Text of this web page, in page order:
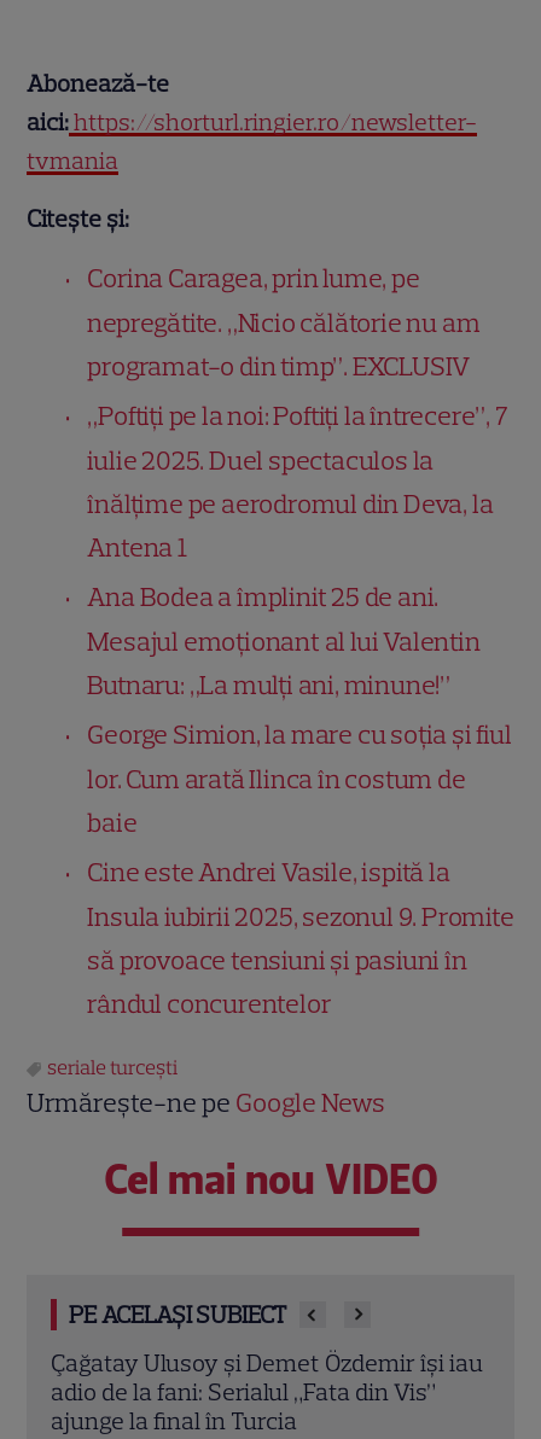
Abonează-te
aici:https://shorturl.ringier.ro/newsletter-
tvmania
Citește și:
Corina Caragea, prin lume, pe
nepregătite. „Nicio călătorie nu am
programat-o din timp”. EXCLUSIV
„Poftiți pe la noi: Poftiți la întrecere”, 7
iulie 2025. Duel spectaculos la
înălțime pe aerodromul din Deva, la
Antena 1
Ana Bodea a împlinit 25 de ani.
Mesajul emoționant al lui Valentin
Butnaru: „La mulți ani, minune!”
George Simion, la mare cu soția și fiul
lor. Cum arată Ilinca în costum de
baie
Cine este Andrei Vasile, ispită la
Insula iubirii 2025, sezonul 9. Promite
să provoace tensiuni și pasiuni în
rândul concurentelor
seriale turceşti
Urmărește-ne pe Google News
Cel mai nou VIDEO
PE ACELAȘI SUBIECT
Criză fără precedent în serialele turcești!
Ce li s-a cerut de urgență lui Kenan
İmirzalıoğlu, Çağatay Ulusoy și altor